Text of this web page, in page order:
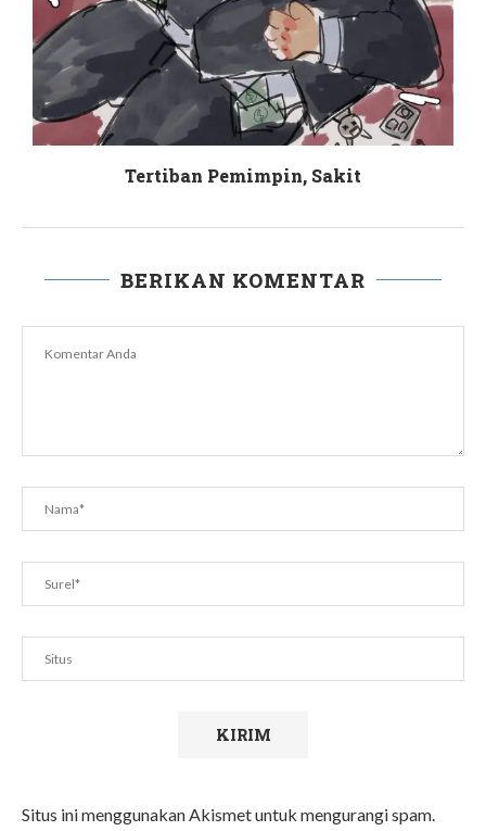
Tertiban Pemimpin, Sakit
BERIKAN KOMENTAR
Situs ini menggunakan Akismet untuk mengurangi spam.